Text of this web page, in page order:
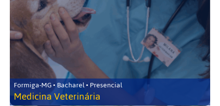
Formiga-MG • Bacharel • Presencial
Medicina Veterinária